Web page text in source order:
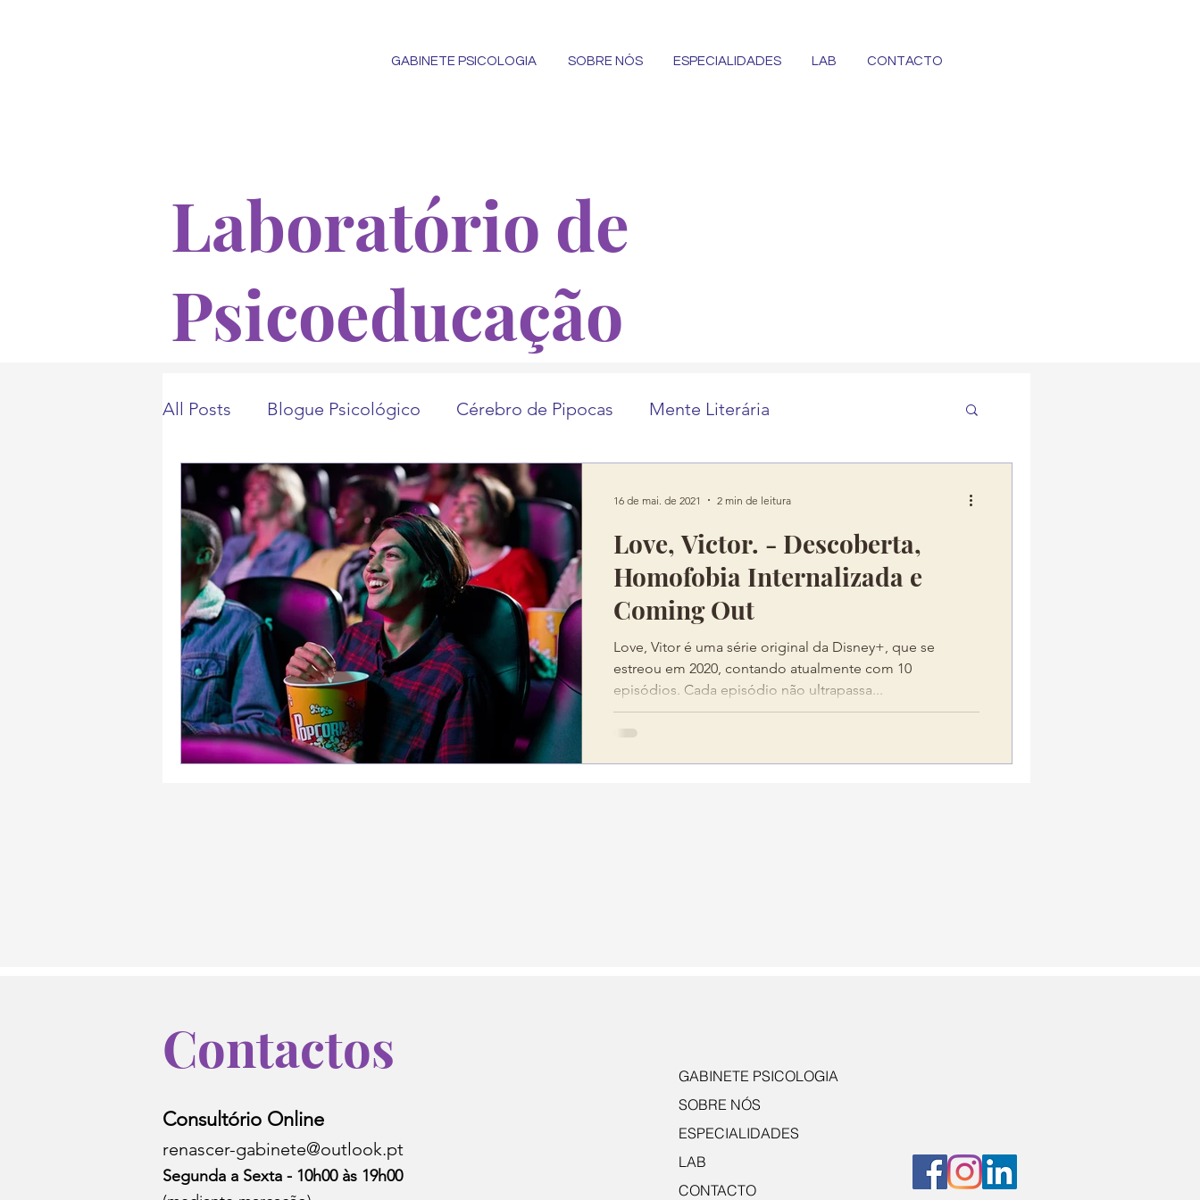
GABINETE PSICOLOGIA SOBRE NÓS ESPECIALIDADES LAB CONTACTO
Laboratório de
Psicoeducação
All Posts Blogue Psicológico Cérebro de Pipocas Mente Literária
Love, Victor. - Descoberta,
Homofobia Internalizada e
Coming Out
Love, Vitor é uma série original da Disney+, que se
estreou em 2020, contando atualmente com 10
episódios. Cada episódio não ultrapassa...
16 de mai. de 2021 2 min de leitura
Contactos
Consultório Online
renascer-gabinete@outlook.pt
Segunda a Sexta - 10h00 às 19h00
GABINETE PSICOLOGIA
SOBRE NÓS
ESPECIALIDADES
LAB
CONTACTO